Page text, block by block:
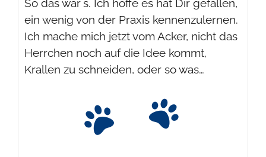
So das war´s. Ich hoffe es hat Dir gefallen,
ein wenig von der Praxis kennenzulernen.
Ich mache mich jetzt vom Acker, nicht das
Herrchen noch auf die Idee kommt,
Krallen zu schneiden, oder so was…